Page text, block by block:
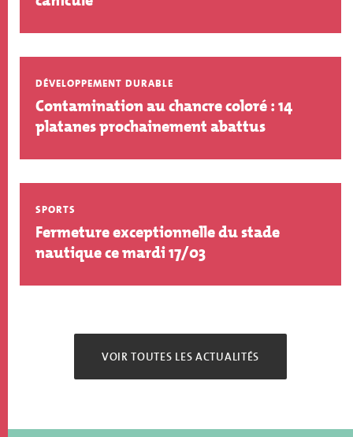
DÉVELOPPEMENT DURABLE
Contamination au chancre coloré : 14
platanes prochainement abattus
SPORTS
Fermeture exceptionnelle du stade
nautique ce mardi 17/03
VOIR TOUTES LES ACTUALITÉS